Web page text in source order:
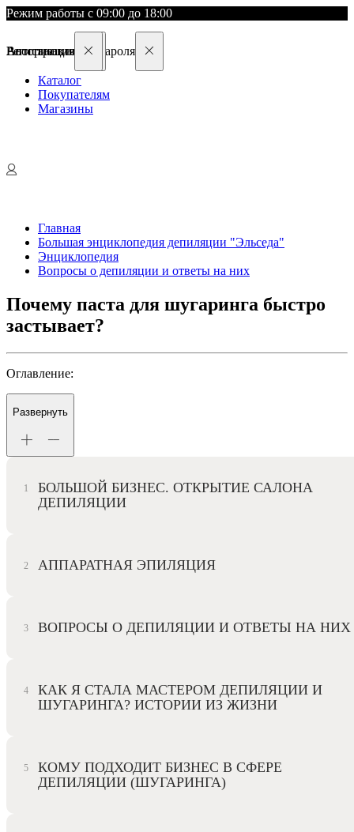
Режим работы с 09:00 до 18:00
Каталог
Покупателям
Магазины
Главная
Большая энциклопедия депиляции "Эльседа"
Энциклопедия
Вопросы о депиляции и ответы на них
Почему паста для шугаринга быстро
застывает?
Оглавление:
Развернуть
БОЛЬШОЙ БИЗНЕС. ОТКРЫТИЕ САЛОНА
ДЕПИЛЯЦИИ
АППАРАТНАЯ ЭПИЛЯЦИЯ
ВОПРОСЫ О ДЕПИЛЯЦИИ И ОТВЕТЫ НА НИХ
КАК Я СТАЛА МАСТЕРОМ ДЕПИЛЯЦИИ И
ШУГАРИНГА? ИСТОРИИ ИЗ ЖИЗНИ
КОМУ ПОДХОДИТ БИЗНЕС В СФЕРЕ
ДЕПИЛЯЦИИ (ШУГАРИНГА)
Восстановление пароля
Авторизация
Регистрация